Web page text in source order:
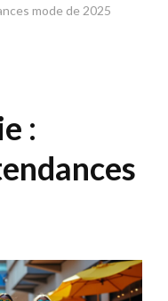
mode de 2025
: